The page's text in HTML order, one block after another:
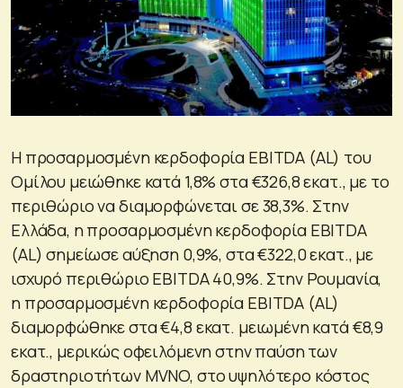
Η προσαρμοσμένη κερδοφορία EBITDA (AL) του
Ομίλου μειώθηκε κατά 1,8% στα €326,8 εκατ., με το
περιθώριο να διαμορφώνεται σε 38,3%. Στην
Ελλάδα, η προσαρμοσμένη κερδοφορία EBITDA
(AL) σημείωσε αύξηση 0,9%, στα €322,0 εκατ., με
ισχυρό περιθώριο EBITDA 40,9%. Στην Ρουμανία,
η προσαρμοσμένη κερδοφορία EBITDA (AL)
διαμορφώθηκε στα €4,8 εκατ. μειωμένη κατά €8,9
εκατ., μερικώς οφειλόμενη στην παύση των
δραστηριοτήτων MVNO, στο υψηλότερο κόστος